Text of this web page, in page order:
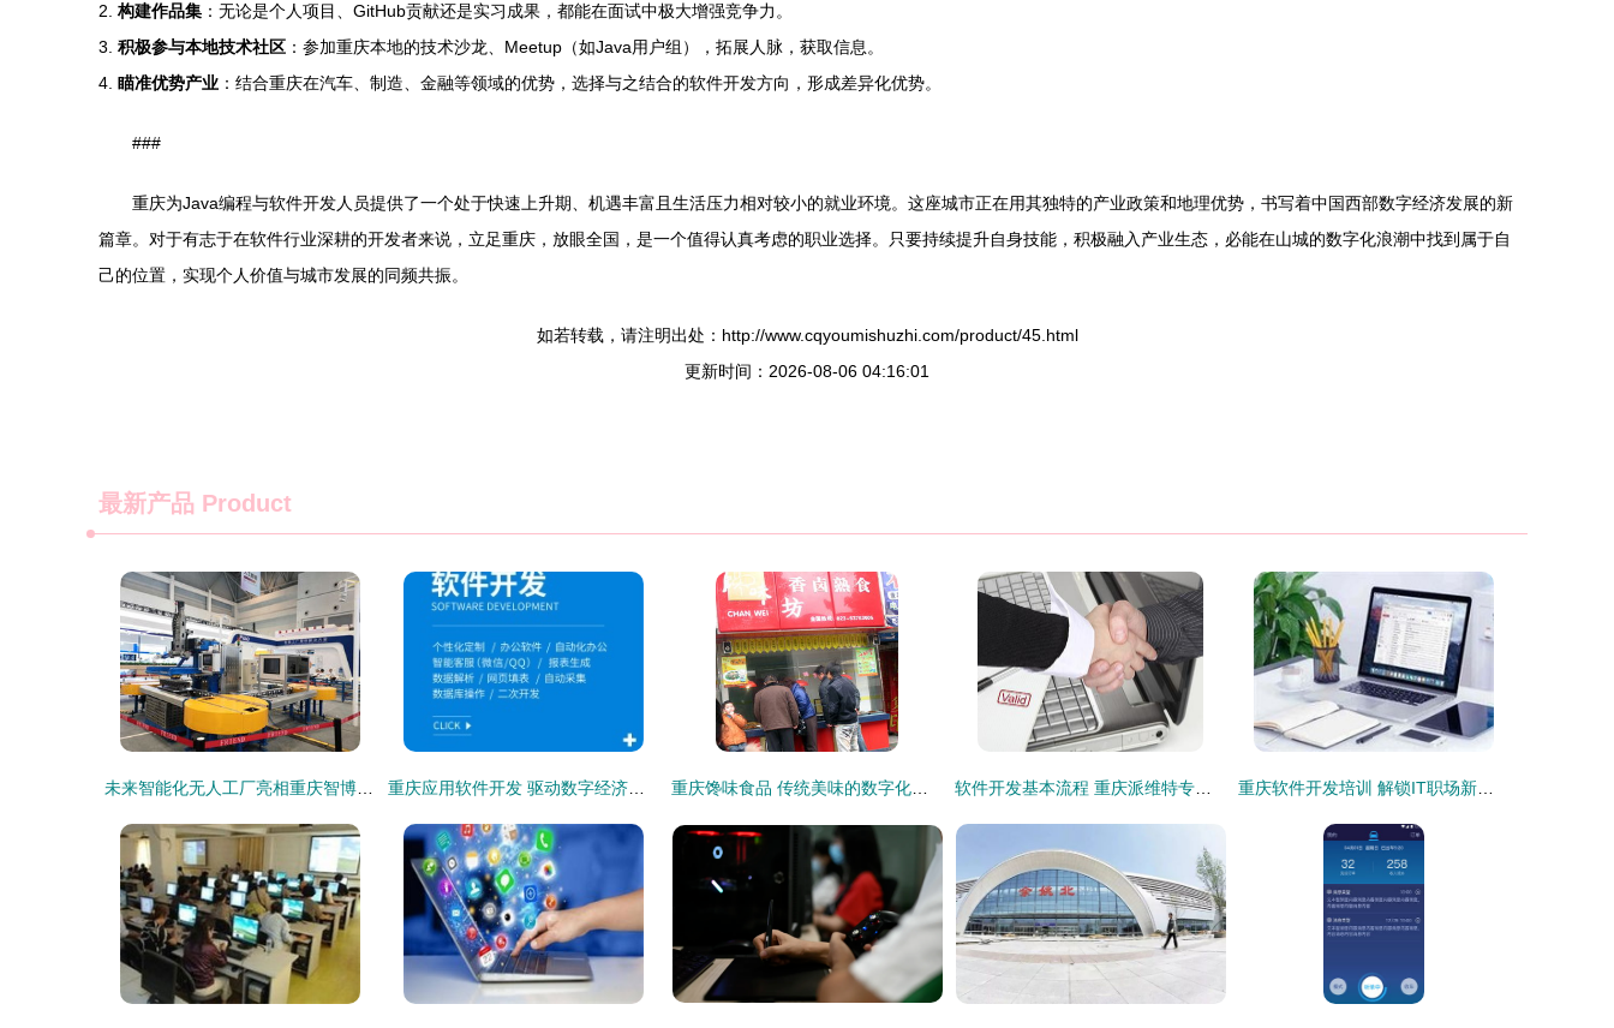
2. 构建作品集 ：无论是个人项目、GitHub贡献还是实习成果，都能在面试中极大增强竞争力。
3. 积极参与本地技术社区 ：参加重庆本地的技术沙龙、Meetup（如Java用户组），拓展人脉，获取信息。
4. 瞄准优势产业 ：结合重庆在汽车、制造、金融等领域的优势，选择与之结合的软件开发方向，形成差异化优势。
###
重庆为Java编程与软件开发人员提供了一个处于快速上升期、机遇丰富且生活压力相对较小的就业环境。这座城市正在用其独特的产业政策和地理优势，书写着中国西部数字经济发展的新
篇章。对于有志于在软件行业深耕的开发者来说，立足重庆，放眼全国，是一个值得认真考虑的职业选择。只要持续提升自身技能，积极融入产业生态，必能在山城的数字化浪潮中找到属于自
己的位置，实现个人价值与城市发展的同频共振。
如若转载，请注明出处：http://www.cqyoumishuzhi.com/product/45.html
更新时间：2026-08-06 04:16:01
最新产品 Product